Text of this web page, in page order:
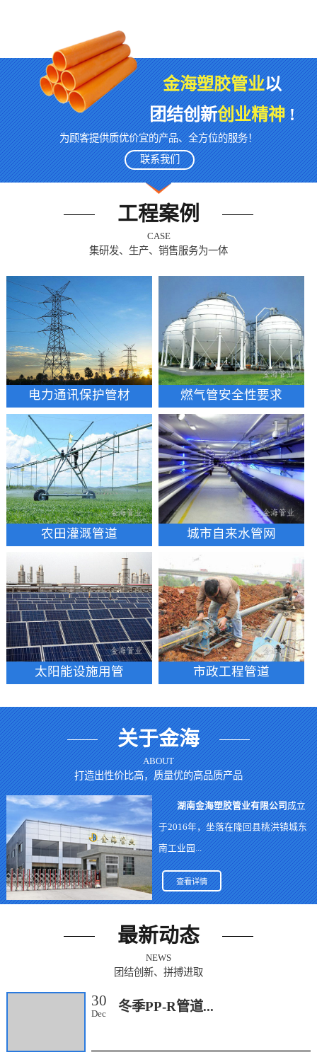
金海塑胶管业以
团结创新创业精神!
为顾客提供质优价宜的产品、全方位的服务！
联系我们
工程案例
CASE
集研发、生产、销售服务为一体
电力通讯保护管材 燃气管安全性要求
农田灌溉管道 城市自来水管网
太阳能设施用管 市政工程管道
关于金海
ABOUT
打造出性价比高，质量优的高品质产品
湖南金海塑胶管业有限公司成立
于2016年，坐落在隆回县桃洪镇城东
南工业园...
查看详情
最新动态
NEWS
团结创新、拼搏进取
30
Dec 冬季PP-R管道...